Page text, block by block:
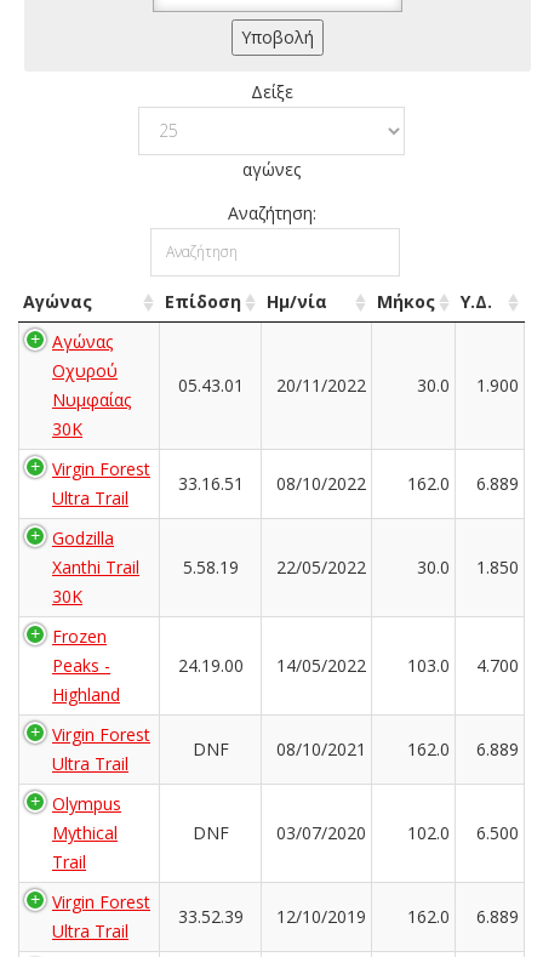
Δείξε
αγώνες
Αναζήτηση:
Αγώνας Επίδοση Ημ/νία Μήκος
Υ.Δ.
Αγώνας
Οχυρού
Νυμφαίας
30Κ
05.43.01 20/11/2022 30.0 1.900
Virgin Forest
Ultra Trail
33.16.51 08/10/2022 162.0 6.889
Godzilla
Xanthi Trail
30K
5.58.19 22/05/2022 30.0 1.850
Frozen
Peaks -
Highland
24.19.00 14/05/2022 103.0 4.700
Virgin Forest
Ultra Trail
DNF 08/10/2021 162.0 6.889
Olympus
Mythical
Trail
DNF 03/07/2020 102.0 6.500
Virgin Forest
Ultra Trail
33.52.39 12/10/2019 162.0 6.889